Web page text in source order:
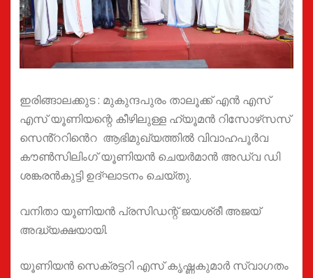
ഇരിങ്ങാലക്കുട : മുകുന്ദപുരം താലൂക്ക് എൻ എസ്
എസ് യൂണിയന്റെ കീഴിലുള്ള ഹ്യൂമൻ റിസോഴ്‌സസ്
സെൻ്ററിൻെറ ആഭിമുഖ്യത്തിൽ വിവാഹപൂർവ
കൗൺസിലിംഗ് യൂണിയൻ ചെയർമാൻ അഡ്വ ഡി
ശങ്കരൻകുട്ടി ഉദ്ഘാടനം ചെയ്തു.
വനിതാ യൂണിയൻ പ്രസിഡന്റ് ജയശ്രീ അജയ്
അദ്ധ്യക്ഷയായി.
യൂണിയൻ സെക്രട്ടറി എസ്‌ കൃഷ്ണകുമാർ സ്വാഗതം